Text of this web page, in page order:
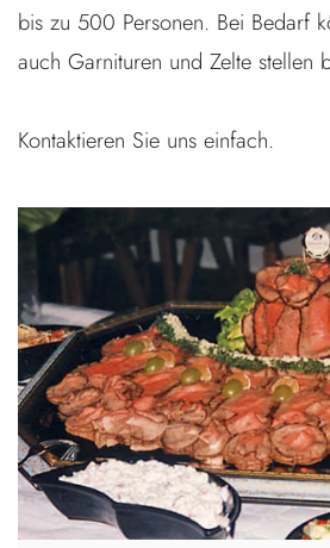
bis zu 500 Personen. Bei Bedarf
auch Garnituren und Zelte stellen
Kontaktieren Sie uns einfach.